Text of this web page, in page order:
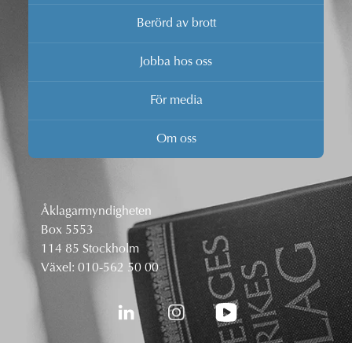
Berörd av brott
Jobba hos oss
För media
Om oss
Åklagarmyndigheten
Box 5553
114 85 Stockholm
Växel: 010-562 50 00